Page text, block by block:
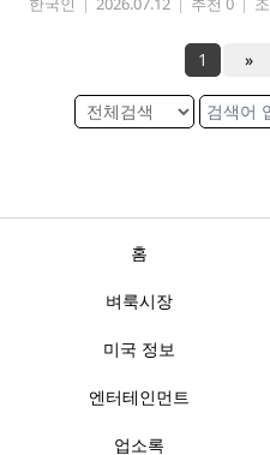
1 »
홈
벼룩시장
미국 정보
엔터테인먼트
업소록